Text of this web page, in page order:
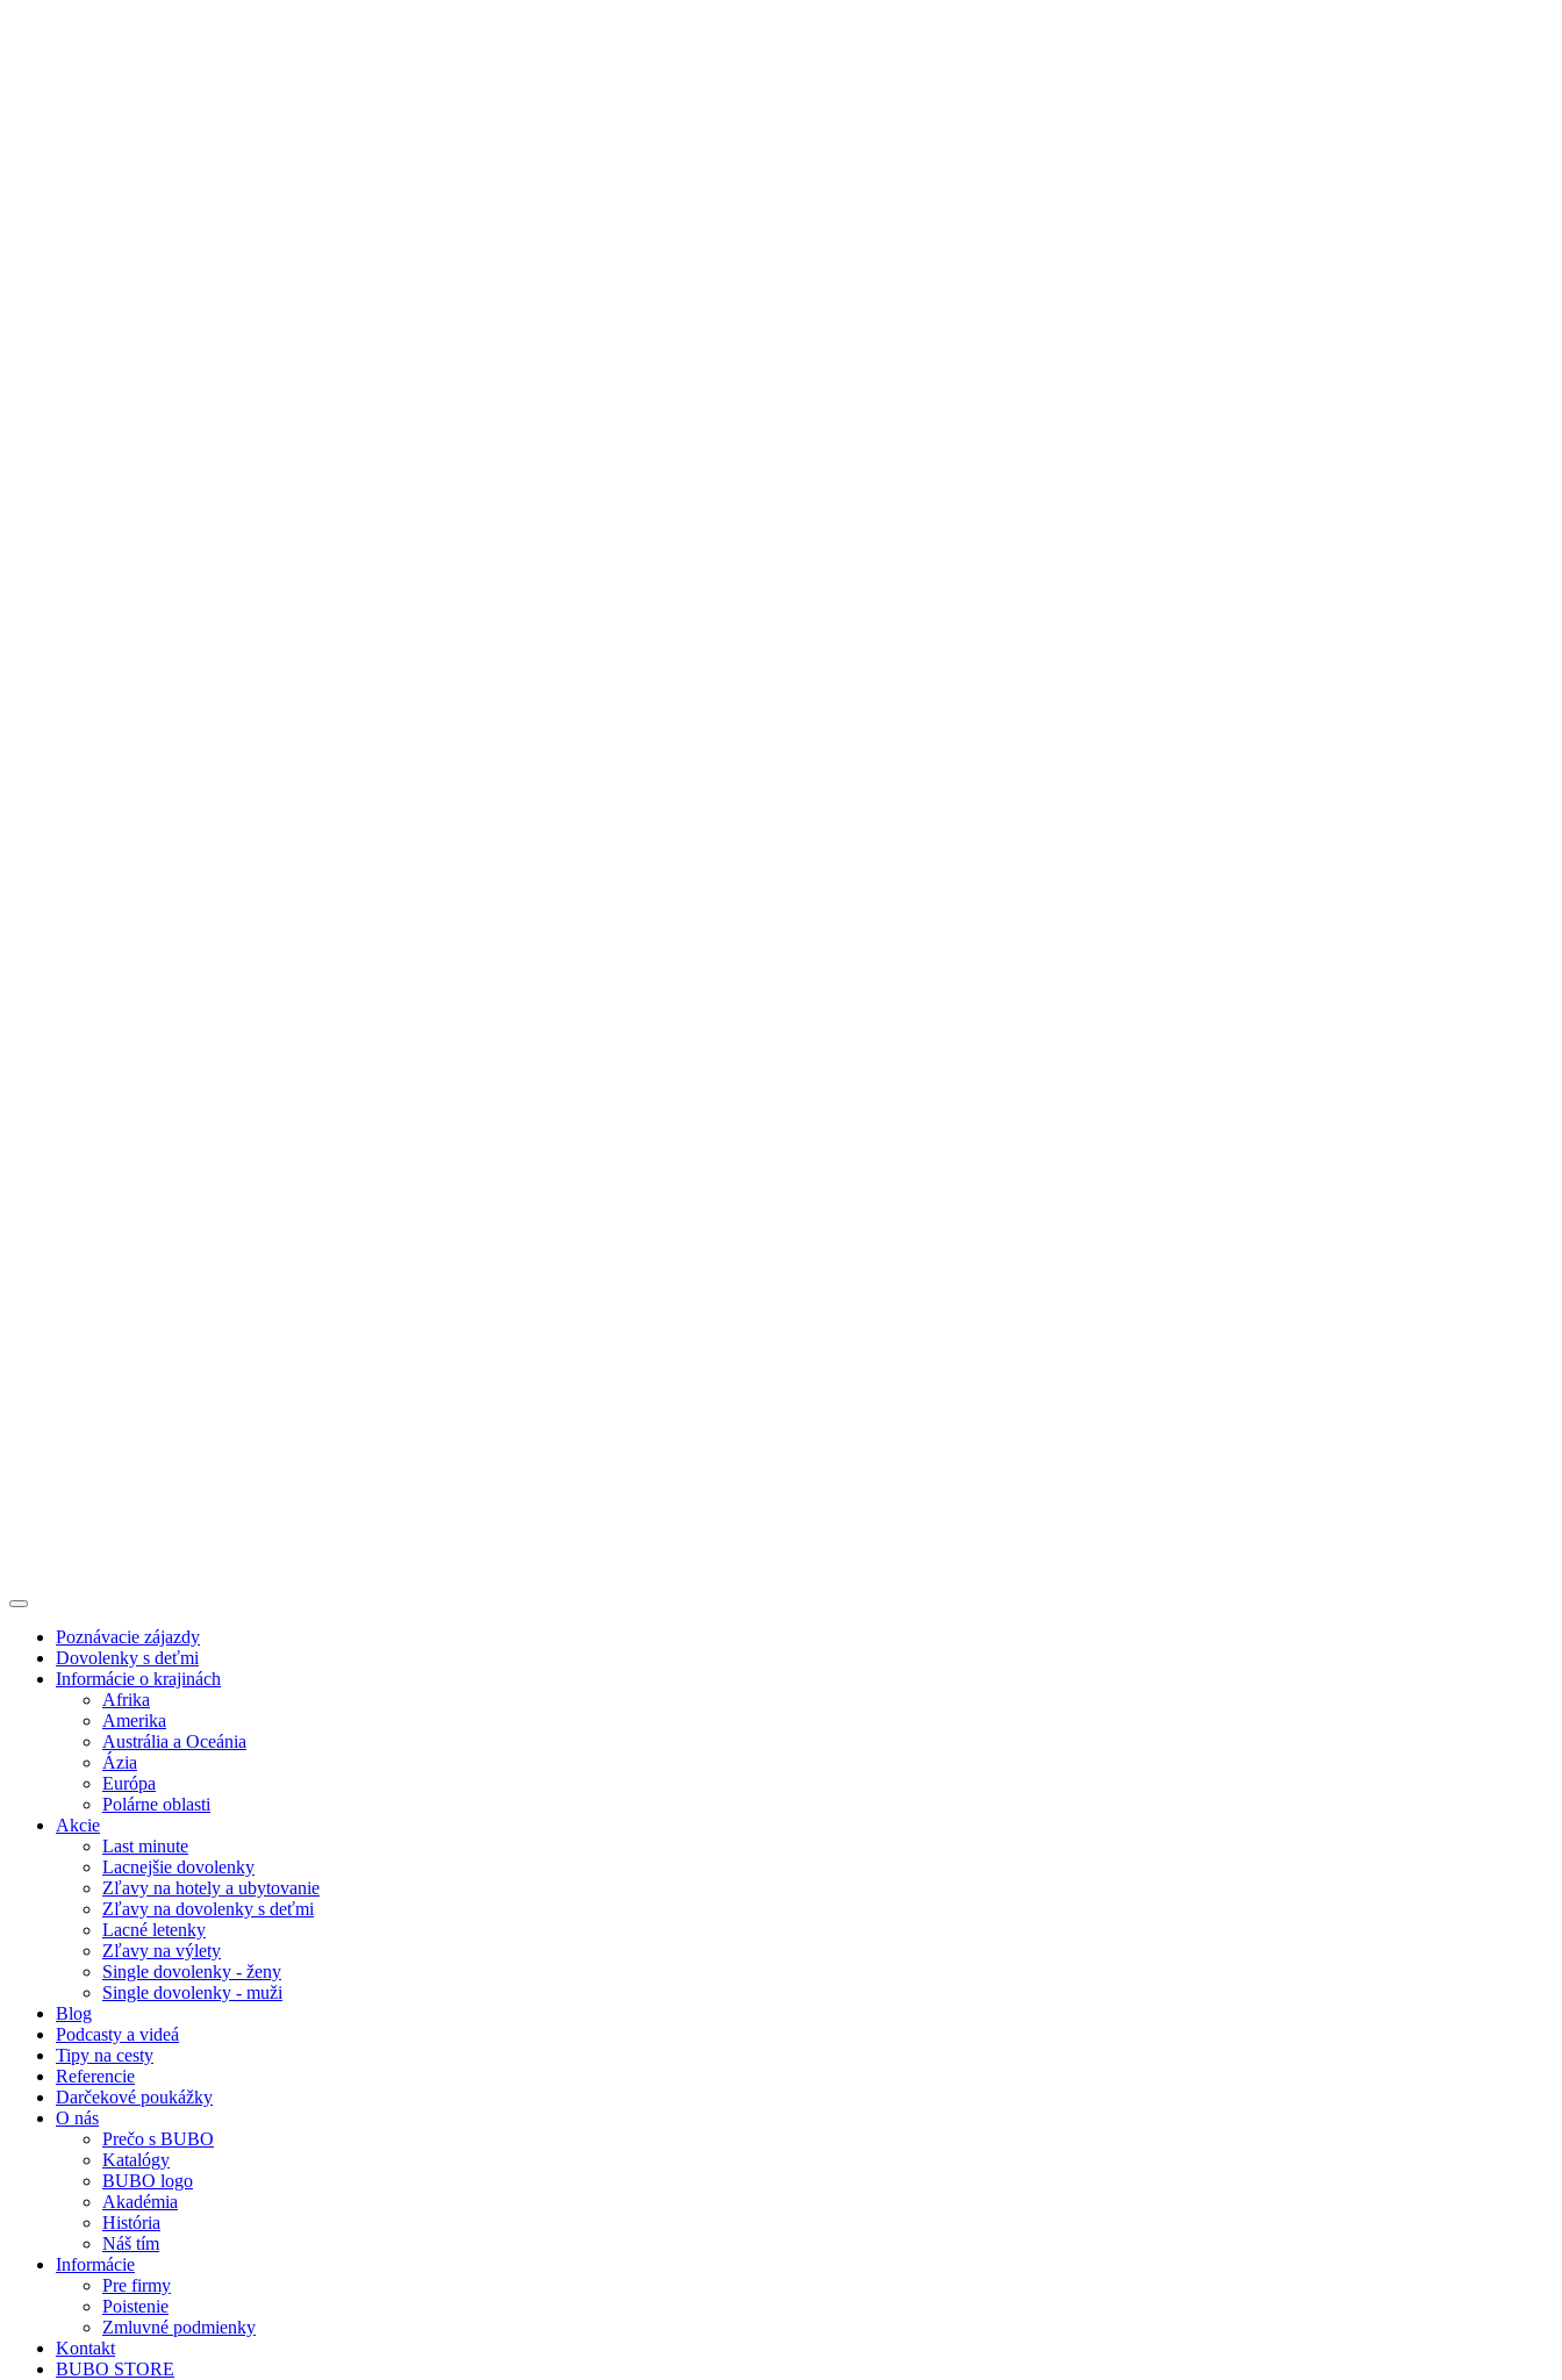
Poznávacie zájazdy
Dovolenky s deťmi
Informácie o krajinách
Afrika
Amerika
Austrália a Oceánia
Ázia
Európa
Polárne oblasti
Akcie
Last minute
Lacnejšie dovolenky
Zľavy na hotely a ubytovanie
Zľavy na dovolenky s deťmi
Lacné letenky
Zľavy na výlety
Single dovolenky - ženy
Single dovolenky - muži
Blog
Podcasty a videá
Tipy na cesty
Referencie
Darčekové poukážky
O nás
Prečo s BUBO
Katalógy
BUBO logo
Akadémia
História
Náš tím
Informácie
Pre firmy
Poistenie
Zmluvné podmienky
Kontakt
BUBO STORE